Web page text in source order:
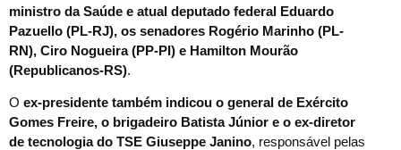
ministro da Saúde e atual deputado federal Eduardo
Pazuello (PL-RJ), os senadores Rogério Marinho (PL-
RN), Ciro Nogueira (PP-PI) e Hamilton Mourão
(Republicanos-RS).
O ex-presidente também indicou o general de Exército
Gomes Freire, o brigadeiro Batista Júnior e o ex-diretor
de tecnologia do TSE Giuseppe Janino, responsável pelas